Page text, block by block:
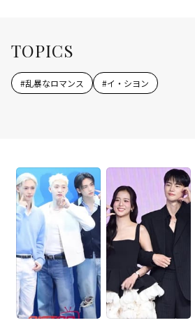
TOPICS
#乱暴なロマンス #イ・シヨン